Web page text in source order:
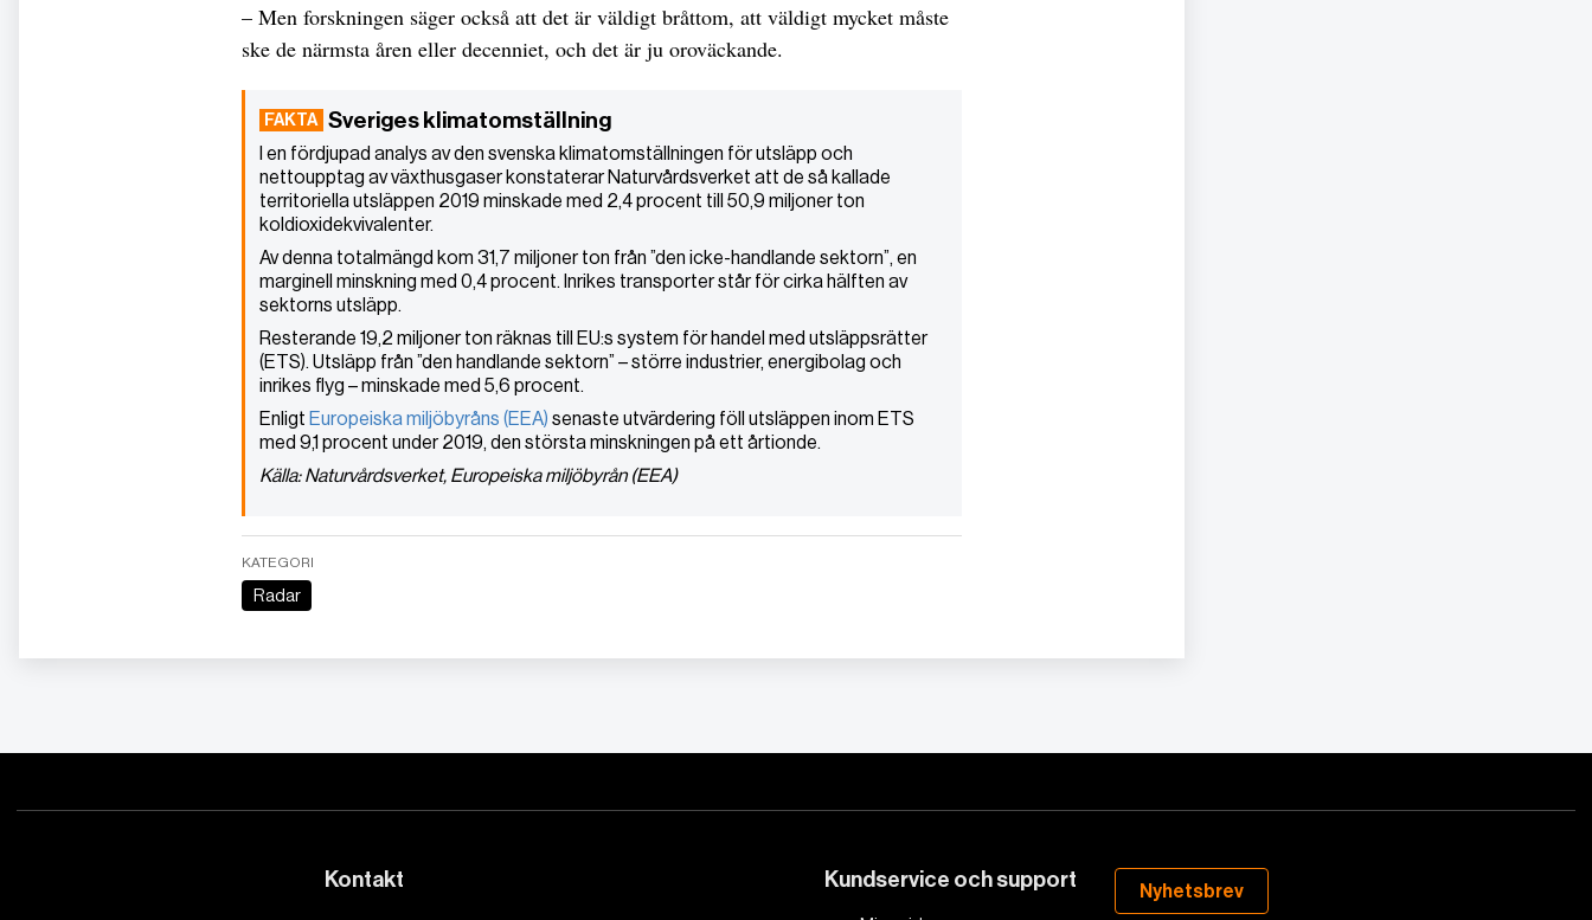
– Men forskningen säger också att det är väldigt bråttom, att väldigt mycket måste
ske de närmsta åren eller decenniet, och det är ju oroväckande.
Sveriges klimatomställning
I en fördjupad analys av den svenska klimatomställningen för utsläpp och
nettoupptag av växthusgaser konstaterar Naturvårdsverket att de så kallade
territoriella utsläppen 2019 minskade med 2,4 procent till 50,9 miljoner ton
koldioxidekvivalenter.
Av denna totalmängd kom 31,7 miljoner ton från ”den icke-handlande sektorn”, en
marginell minskning med 0,4 procent. Inrikes transporter står för cirka hälften av
sektorns utsläpp.
Resterande 19,2 miljoner ton räknas till EU:s system för handel med utsläppsrätter
(ETS). Utsläpp från ”den handlande sektorn” – större industrier, energibolag och
inrikes flyg – minskade med 5,6 procent.
Enligt Europeiska miljöbyråns (EEA) senaste utvärdering föll utsläppen inom ETS
med 9,1 procent under 2019, den största minskningen på ett årtionde.
Källa: Naturvårdsverket, Europeiska miljöbyrån (EEA)
KATEGORI
Radar
Kontakt Kundservice och support Nyhetsbrev